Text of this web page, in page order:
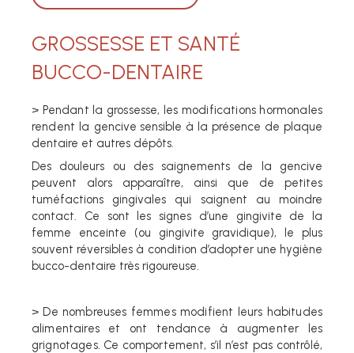
GROSSESSE ET SANTÉ
BUCCO-DENTAIRE
> Pendant la grossesse, les modifications hormonales
rendent la gencive sensible à la présence de plaque
dentaire et autres dépôts.
Des douleurs ou des saignements de la gencive
peuvent alors apparaître, ainsi que de petites
tuméfactions gingivales qui saignent au moindre
contact. Ce sont les signes d’une gingivite de la
femme enceinte (ou gingivite gravidique), le plus
souvent réversibles à condition d’adopter une hygiène
bucco-dentaire très rigoureuse.
> De nombreuses femmes modifient leurs habitudes
alimentaires et ont tendance à augmenter les
grignotages. Ce comportement, s’il n’est pas contrôlé,